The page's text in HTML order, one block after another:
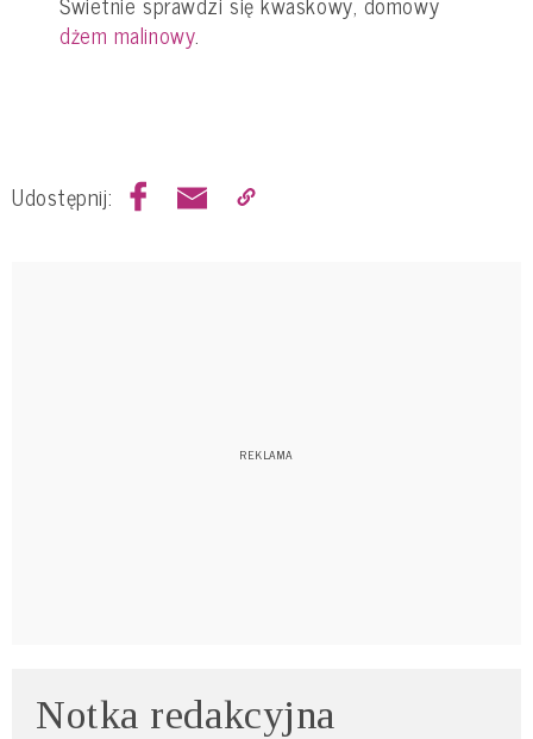
dżem malinowy.
Udostępnij:
Notka redakcyjna